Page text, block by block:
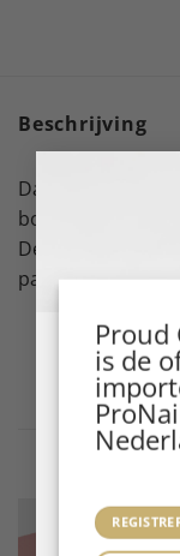
Proud
is de
Beschrijving
Dankzij de
bouwgel
De puntige vorm
pas bij